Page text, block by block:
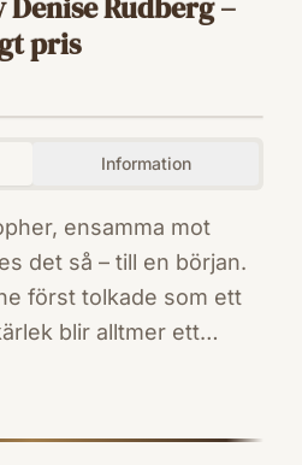
Rudberg –
pris
Information
ensamma mot
det så – till en början.
först tolkade som ett
blir alltmer ett
om och hur hon
är har hon sina vänner.